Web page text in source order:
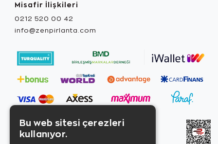
Misafir İlişkileri
0212 520 00 42
info@zenpirlanta.com
Bu web sitesi çerezleri
kullanıyor.